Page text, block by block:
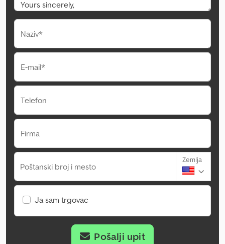
Naziv*
E-mail*
Telefon
Firma
Poštanski broj i mesto
Zemlja
Ja sam trgovac
Pošalji upit